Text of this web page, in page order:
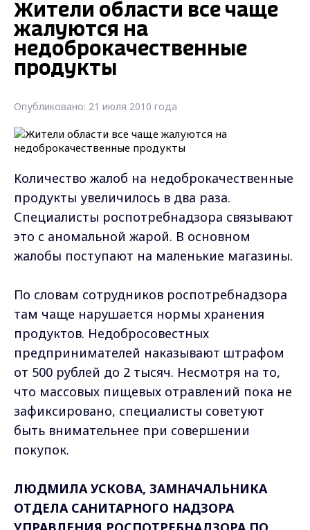
Жители области все чаще
жалуются на
недоброкачественные
продукты
Опубликовано: 21 июля 2010 года
Количество жалоб на недоброкачественные
продукты увеличилось в два раза.
Специалисты роспотребнадзора связывают
это с аномальной жарой. В основном
жалобы поступают на маленькие магазины.
По словам сотрудников роспотребнадзора
там чаще нарушается нормы хранения
продуктов. Недобросовестных
предпринимателей наказывают штрафом
от 500 рублей до 2 тысяч. Несмотря на то,
что массовых пищевых отравлений пока не
зафиксировано, специалисты советуют
быть внимательнее при совершении
покупок.
ЛЮДМИЛА УСКОВА, ЗАМНАЧАЛЬНИКА
ОТДЕЛА САНИТАРНОГО НАДЗОРА